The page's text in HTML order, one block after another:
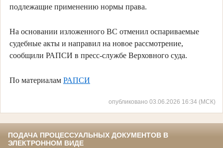
подлежащие применению нормы права.
На основании изложенного ВС отменил оспариваемые
судебные акты и направил на новое рассмотрение,
сообщили РАПСИ в пресс-службе Верховного суда.
По материалам РАПСИ
опубликовано 03.06.2026 16:34 (МСК)
ПОДАЧА ПРОЦЕССУАЛЬНЫХ ДОКУМЕНТОВ В
ЭЛЕКТРОННОМ ВИДЕ